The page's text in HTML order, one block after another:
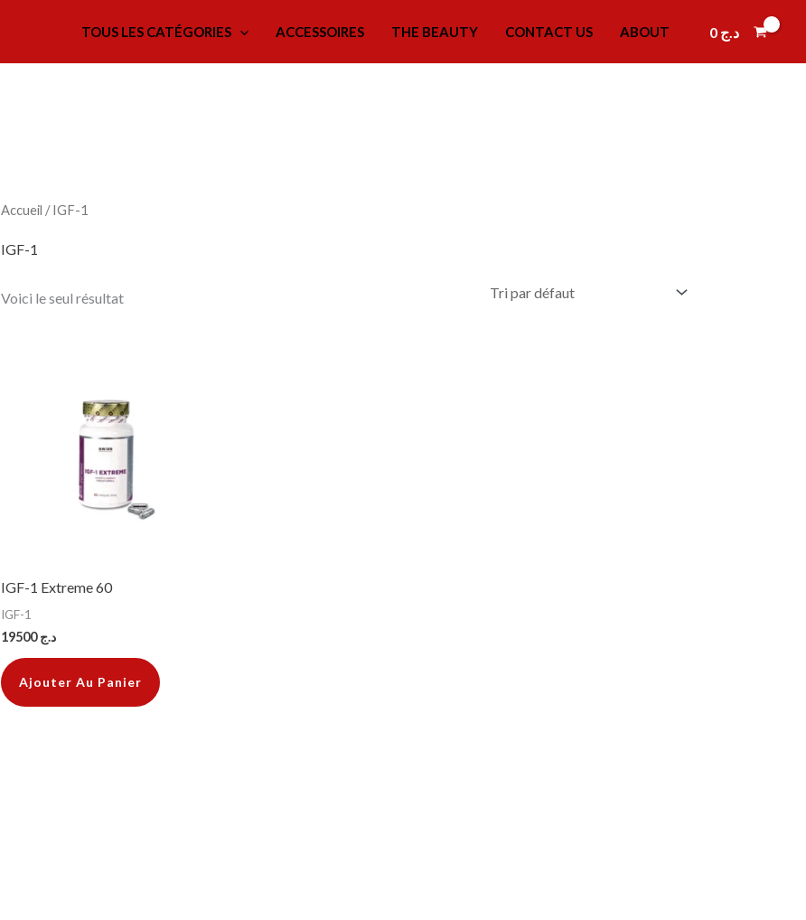
TOUS LES CATÉGORIES ACCESSOIRES THE BEAUTY CONTACT US ABOUT د.ج 0
Accueil / IGF-1
IGF-1
Voici le seul résultat
IGF-1 Extreme 60
IGF-1
د.ج19500
Ajouter Au Panier